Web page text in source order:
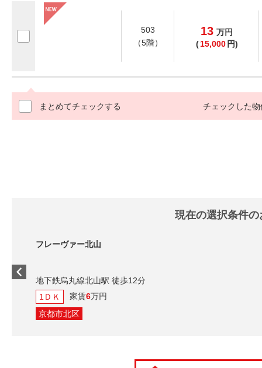
503
（5階）
13 万円
( 15,000 円)
まとめてチェックする チェックした物
現在の選択条件
フレーヴァー北山
地下鉄烏丸線北山駅 徒歩12分
1ＤＫ
家賃6万円
京都市北区